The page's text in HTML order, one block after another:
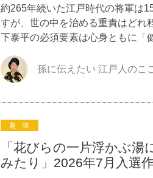
約265年続いた江戸時代の将軍は
すが、世の中を治める重責はどれ
下泰平の必須要素は心身ともに「
孫に伝えたい 江戸人のこ
趣 味
「花びらの一片浮かぶ
みたり」2026年7月入選